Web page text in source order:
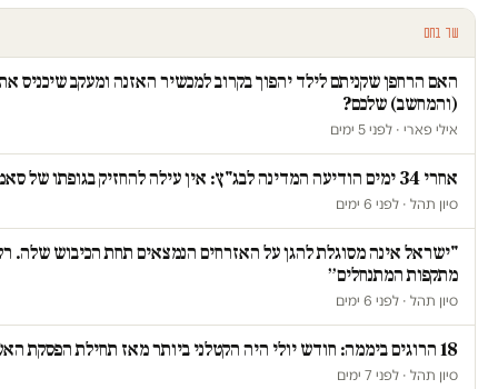
עוד בחם
האם הרחפן שקניתם לילד יהפוך בקרוב למכשיר האזנה ומעקב שיכניס
(והמחשב) שלכם?
אילי פארי · לפני 5 ימים
אחרי 34 ימים הודיעה המדינה לבג"ץ: אין עילה להחזיק בגופתו של סאמי ג'עסוס
סיון תהל · לפני 6 ימים
"ישראל אינה מסוגלת להגן על האזרחים הנמצאים תחת הכיבוש שלה. רק
מתקפות המתנחלים״
סיון תהל · לפני 6 ימים
18 הרוגים ביממה: חודש יולי היה הקטלני ביותר מאז תחילת הפסקת האש ברצועת עזה
סיון תהל · לפני 7 ימים